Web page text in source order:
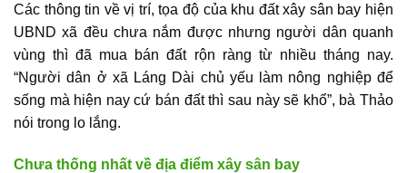
Các thông tin về vị trí, tọa độ của khu đất xây sân bay hiện
UBND xã đều chưa nắm được nhưng người dân quanh
vùng thì đã mua bán đất rộn ràng từ nhiều tháng nay.
“Người dân ở xã Láng Dài chủ yếu làm nông nghiệp để
sống mà hiện nay cứ bán đất thì sau này sẽ khổ”, bà Thảo
nói trong lo lắng.
Chưa thống nhất về địa điểm xây sân bay